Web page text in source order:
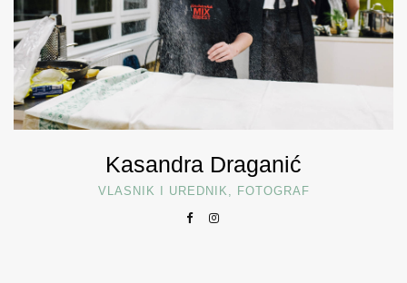
Kasandra Draganić
VLASNIK I UREDNIK, FOTOGRAF